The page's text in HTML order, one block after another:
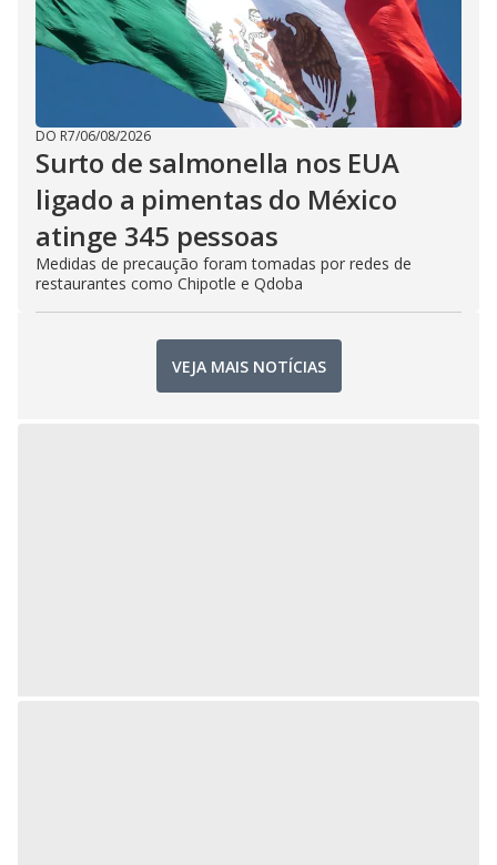
DO R7/06/08/2026
Surto de salmonella nos EUA
ligado a pimentas do México
atinge 345 pessoas
Medidas de precaução foram tomadas por redes de
restaurantes como Chipotle e Qdoba
VEJA MAIS NOTÍCIAS